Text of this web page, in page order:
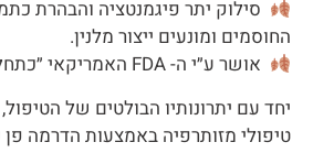
סילוק יתר פיגמנטציה והבהרת
החוסמים ומונעים ייצור מלנין.
אושר ע״י ה- FDA האמריקאי ״כתחליף להזרקה״.
יחד עם יתרונותיו הבולטים של
טיפולי מזותרפיה באמצעות הדרמה פן